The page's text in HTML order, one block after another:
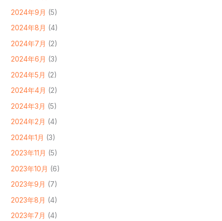
2024年9月 (5)
2024年8月 (4)
2024年7月 (2)
2024年6月 (3)
2024年5月 (2)
2024年4月 (2)
2024年3月 (5)
2024年2月 (4)
2024年1月 (3)
2023年11月 (5)
2023年10月 (6)
2023年9月 (7)
2023年8月 (4)
2023年7月 (4)